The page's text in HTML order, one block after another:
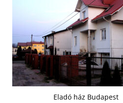
Eladó ház Budapest